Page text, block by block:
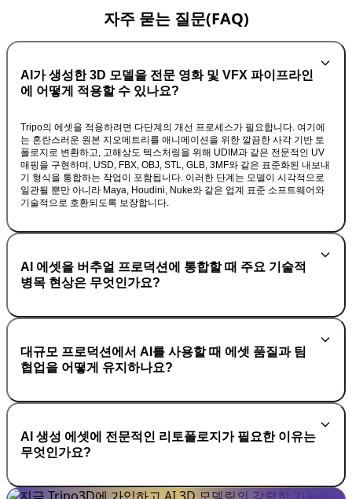
자주 묻는 질문(FAQ)
AI가 생성한 3D 모델을 전문 영화 및 VFX 파이프라인
에 어떻게 적용할 수 있나요?
Tripo의 에셋을 적용하려면 다단계의 개선 프로세스가 필요합니다. 여기에
는 혼란스러운 원본 지오메트리를 애니메이션을 위한 깔끔한 사각 기반 토
폴로지로 변환하고, 고해상도 텍스처링을 위해 UDIM과 같은 전문적인 UV
매핑을 구현하며, USD, FBX, OBJ, STL, GLB, 3MF와 같은 표준화된 내보내
기 형식을 통합하는 작업이 포함됩니다. 이러한 단계는 모델이 시각적으로
일관될 뿐만 아니라 Maya, Houdini, Nuke와 같은 업계 표준 소프트웨어와
기술적으로 호환되도록 보장합니다.
AI 에셋을 버추얼 프로덕션에 통합할 때 주요 기술적
병목 현상은 무엇인가요?
대규모 프로덕션에서 AI를 사용할 때 에셋 품질과 팀
협업을 어떻게 유지하나요?
AI 생성 에셋에 전문적인 리토폴로지가 필요한 이유는
무엇인가요?